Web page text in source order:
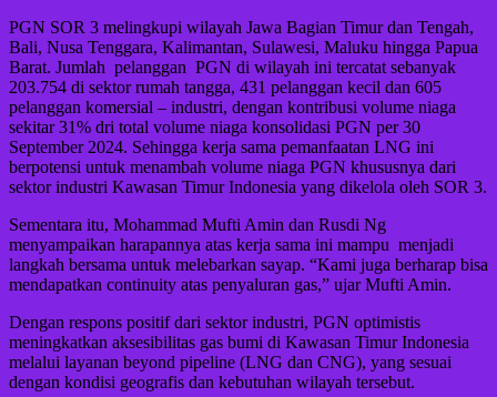
PGN SOR 3 melingkupi wilayah Jawa Bagian Timur dan Tengah,
Bali, Nusa Tenggara, Kalimantan, Sulawesi, Maluku hingga Papua
Barat. Jumlah pelanggan PGN di wilayah ini tercatat sebanyak
203.754 di sektor rumah tangga, 431 pelanggan kecil dan 605
pelanggan komersial – industri, dengan kontribusi volume niaga
sekitar 31% dri total volume niaga konsolidasi PGN per 30
September 2024. Sehingga kerja sama pemanfaatan LNG ini
berpotensi untuk menambah volume niaga PGN khususnya dari
sektor industri Kawasan Timur Indonesia yang dikelola oleh SOR 3.
Sementara itu, Mohammad Mufti Amin dan Rusdi Ng
menyampaikan harapannya atas kerja sama ini mampu menjadi
langkah bersama untuk melebarkan sayap. “Kami juga berharap bisa
mendapatkan continuity atas penyaluran gas,” ujar Mufti Amin.
Dengan respons positif dari sektor industri, PGN optimistis
meningkatkan aksesibilitas gas bumi di Kawasan Timur Indonesia
melalui layanan beyond pipeline (LNG dan CNG), yang sesuai
dengan kondisi geografis dan kebutuhan wilayah tersebut.